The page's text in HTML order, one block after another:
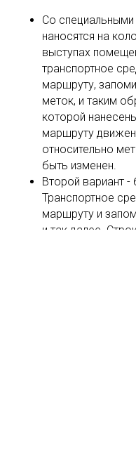
Со
наносятся на
выступах
транспортное
маршруту,
меток, и таким
которой
маршруту
относительно
быть изменен.
Второй вариант -
Транспортное
маршруту и
и так далее.